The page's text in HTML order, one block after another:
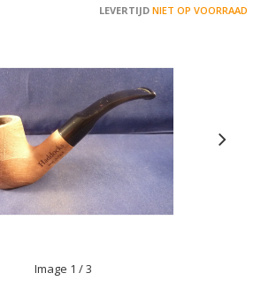
LEVERTIJD NIET OP VOORRAAD
Image 1 / 3